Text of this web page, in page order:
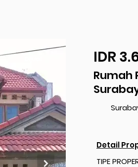
IDR
Rumah
Detail
TIPE